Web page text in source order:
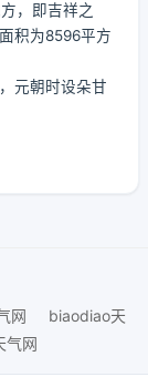
，即吉祥之
积为8596平方
元朝时设朵甘
网
biaodiao天
气网